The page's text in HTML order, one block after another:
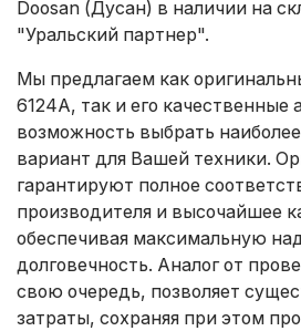
Doosan (Дусан) в наличии на
"Уральский партнер".
Мы предлагаем как
6124A, так и его качественные
возможность выбрать
вариант для Вашей техники.
гарантируют полное
производителя и высочайшее
обеспечивая максимальную
долговечность. Аналог от
свою очередь, позволяет
затраты, сохраняя при этом